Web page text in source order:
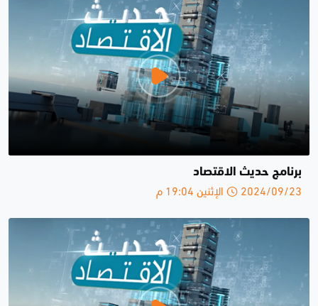
برنامج حديث الاقتصاد
2024/09/23 الإثنين 19:04 م